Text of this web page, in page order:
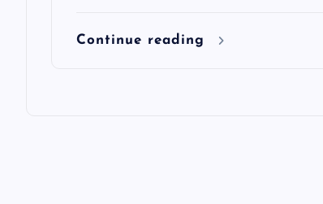
Continue reading